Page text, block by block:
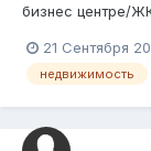
бизнес центре/
на некой
оформлены
21 Сентября
недвижимость